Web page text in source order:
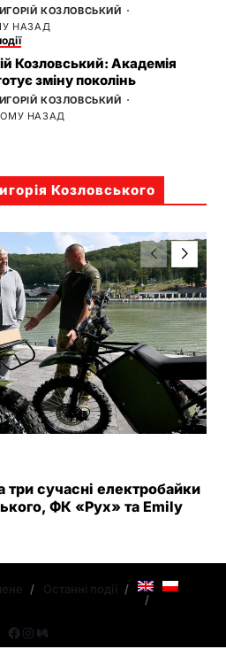
КОЗЛОВСЬКИЙ
НАЗАД
Козловський: Академія
зміну поколінь
КОЗЛОВСЬКИЙ
НАЗАД
Козловського
сучасні електробайки
ФК «Рух» та Emily
Останні події